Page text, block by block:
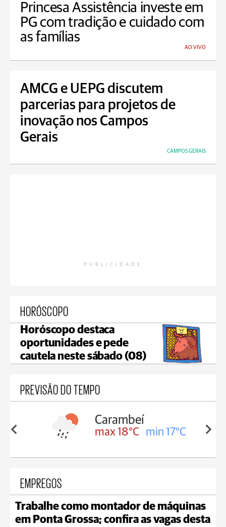
Princesa Assistência investe em
PG com tradição e cuidado com
as famílias
AO VIVO
AMCG e UEPG discutem
parcerias para projetos de
inovação nos Campos
Gerais
CAMPOS GERAIS
PUBLICIDADE
HORÓSCOPO
Horóscopo destaca
oportunidades e pede
cautela neste sábado (08)
PREVISÃO DO TEMPO
18°C
Carambeí
max 18°C min 17°C
EMPREGOS
Trabalhe como montador de máquinas
em Ponta Grossa; confira as vagas desta